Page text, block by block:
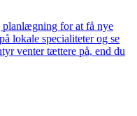
for at få nye
lokale specialiteter og se
venter tættere på, end du